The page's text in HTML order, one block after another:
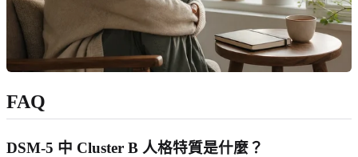
FAQ
DSM-5 中 Cluster B 人格特質是什麼？